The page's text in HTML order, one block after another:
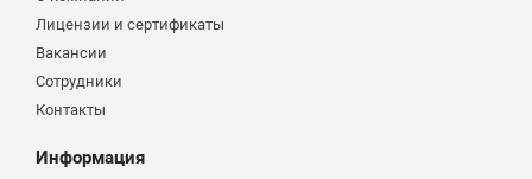
Лицензии и сертификаты
Вакансии
Сотрудники
Контакты
Информация